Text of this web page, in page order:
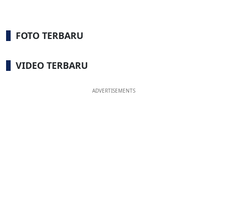
FOTO TERBARU
VIDEO TERBARU
ADVERTISEMENTS